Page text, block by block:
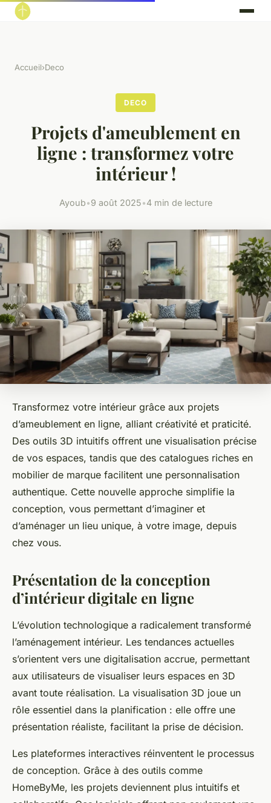
Accueil›Deco
DECO
Projets d'ameublement en
ligne : transformez votre
intérieur !
Ayoub•9 août 2025•4 min de lecture
Transformez votre intérieur grâce aux projets
d’ameublement en ligne, alliant créativité et praticité.
Des outils 3D intuitifs offrent une visualisation précise
de vos espaces, tandis que des catalogues riches en
mobilier de marque facilitent une personnalisation
authentique. Cette nouvelle approche simplifie la
conception, vous permettant d’imaginer et
d’aménager un lieu unique, à votre image, depuis
chez vous.
Présentation de la conception
d’intérieur digitale en ligne
L’évolution technologique a radicalement transformé
l’aménagement intérieur. Les tendances actuelles
s’orientent vers une digitalisation accrue, permettant
aux utilisateurs de visualiser leurs espaces en 3D
avant toute réalisation. La visualisation 3D joue un
rôle essentiel dans la planification : elle offre une
présentation réaliste, facilitant la prise de décision.
Les plateformes interactives réinventent le processus
de conception. Grâce à des outils comme
HomeByMe, les projets deviennent plus intuitifs et